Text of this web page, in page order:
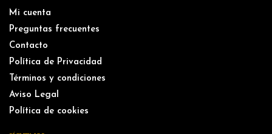
Mi cuenta
Preguntas frecuentes
Contacto
Política de Privacidad
Términos y condiciones
Aviso Legal
Política de cookies